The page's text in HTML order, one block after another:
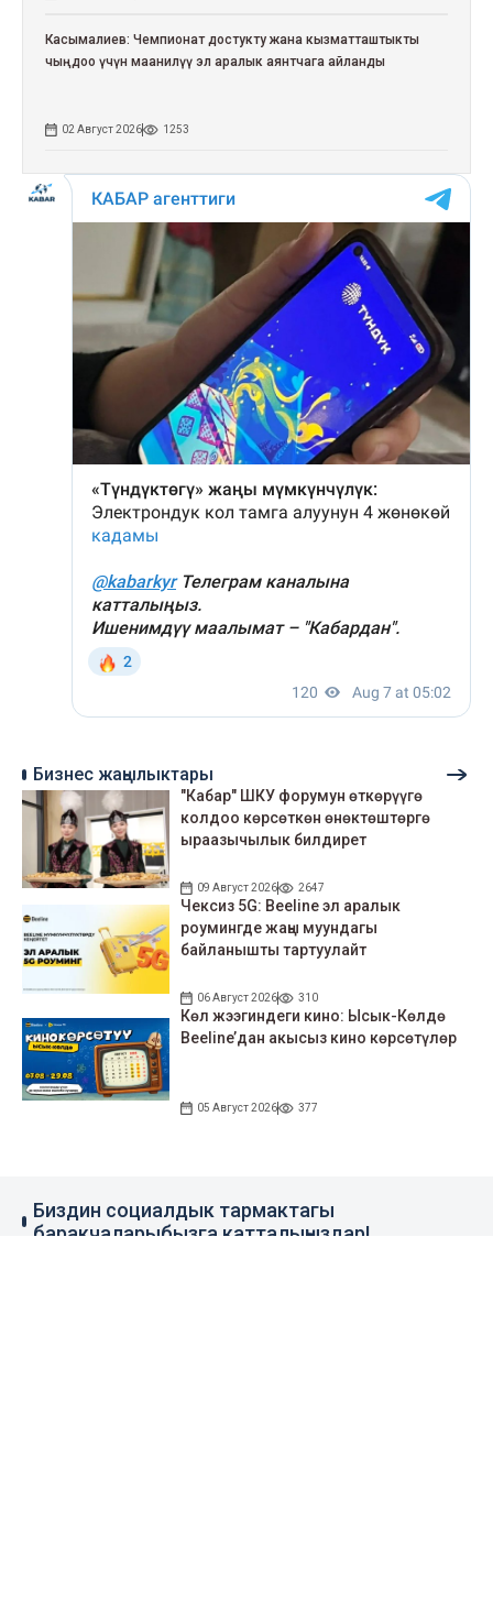
Касымалиев: Чемпионат достукту жана кызматташтыкты
чыңдоо үчүн маанилүү эл аралык аянтчага айланды
02 Август 2026 1253
Бизнес жаңылыктары
"Кабар" ШКУ форумун өткөрүүгө
колдоо көрсөткөн өнөктөштөргө
ыраазычылык билдирет
09 Август 2026 2647
Чексиз 5G: Beeline эл аралык
роумингде жаңы муундагы
байланышты тартуулайт
06 Август 2026 310
Көл жээгиндеги кино: Ысык-Көлдө
Beeline’дан акысыз кино көрсөтүлөр
05 Август 2026 377
Биздин социалдык тармактагы
баракчаларыбызга катталыңыздар!